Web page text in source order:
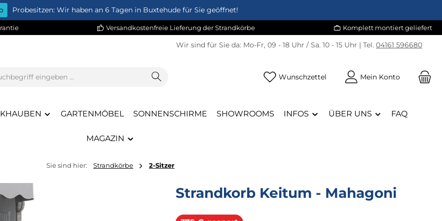
Probesitzen: Wir haben an 6 Tagen in Buxtehude für Sie geöffnet!
Versandkostenfreie Lieferung der Strandkörbe Komplett montiert geliefert
Wir sind für Sie da: Mo-Fr, 09 - 18 Uhr / Sa. 10 - 15 Uhr | Tel. 04161 596680
Wunschzettel Du hast 0 Produkte auf dem
Mein Konto
GARTENMÖBEL SONNENSCHIRME SHOWROOMS INFOS ÜBER UNS FAQ
MAGAZIN
Sie sind hier: Strandkörbe 2-Sitzer
Strandkorb Keitum - Mahagoni